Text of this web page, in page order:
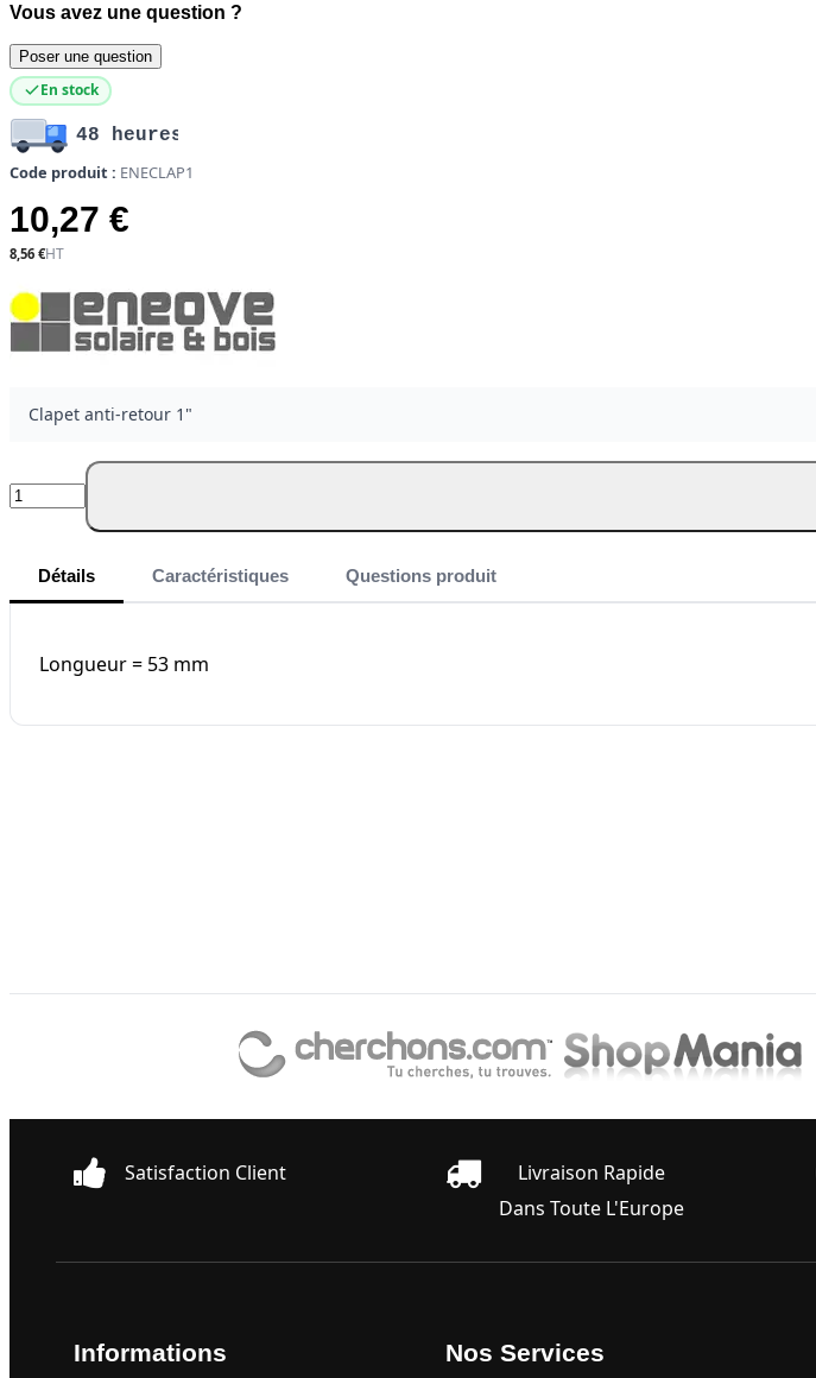
Vous avez une question ?
Poser une question
En stock
48 heures
Code produit : ENECLAP1
10,27 €
8,56 €
Clapet anti-retour 1"
Quantité
Détails Caractéristiques Questions produit
Longueur = 53 mm
Satisfaction Client
Livraison Rapide
Dans Toute L'Europe
Informations Nos Services